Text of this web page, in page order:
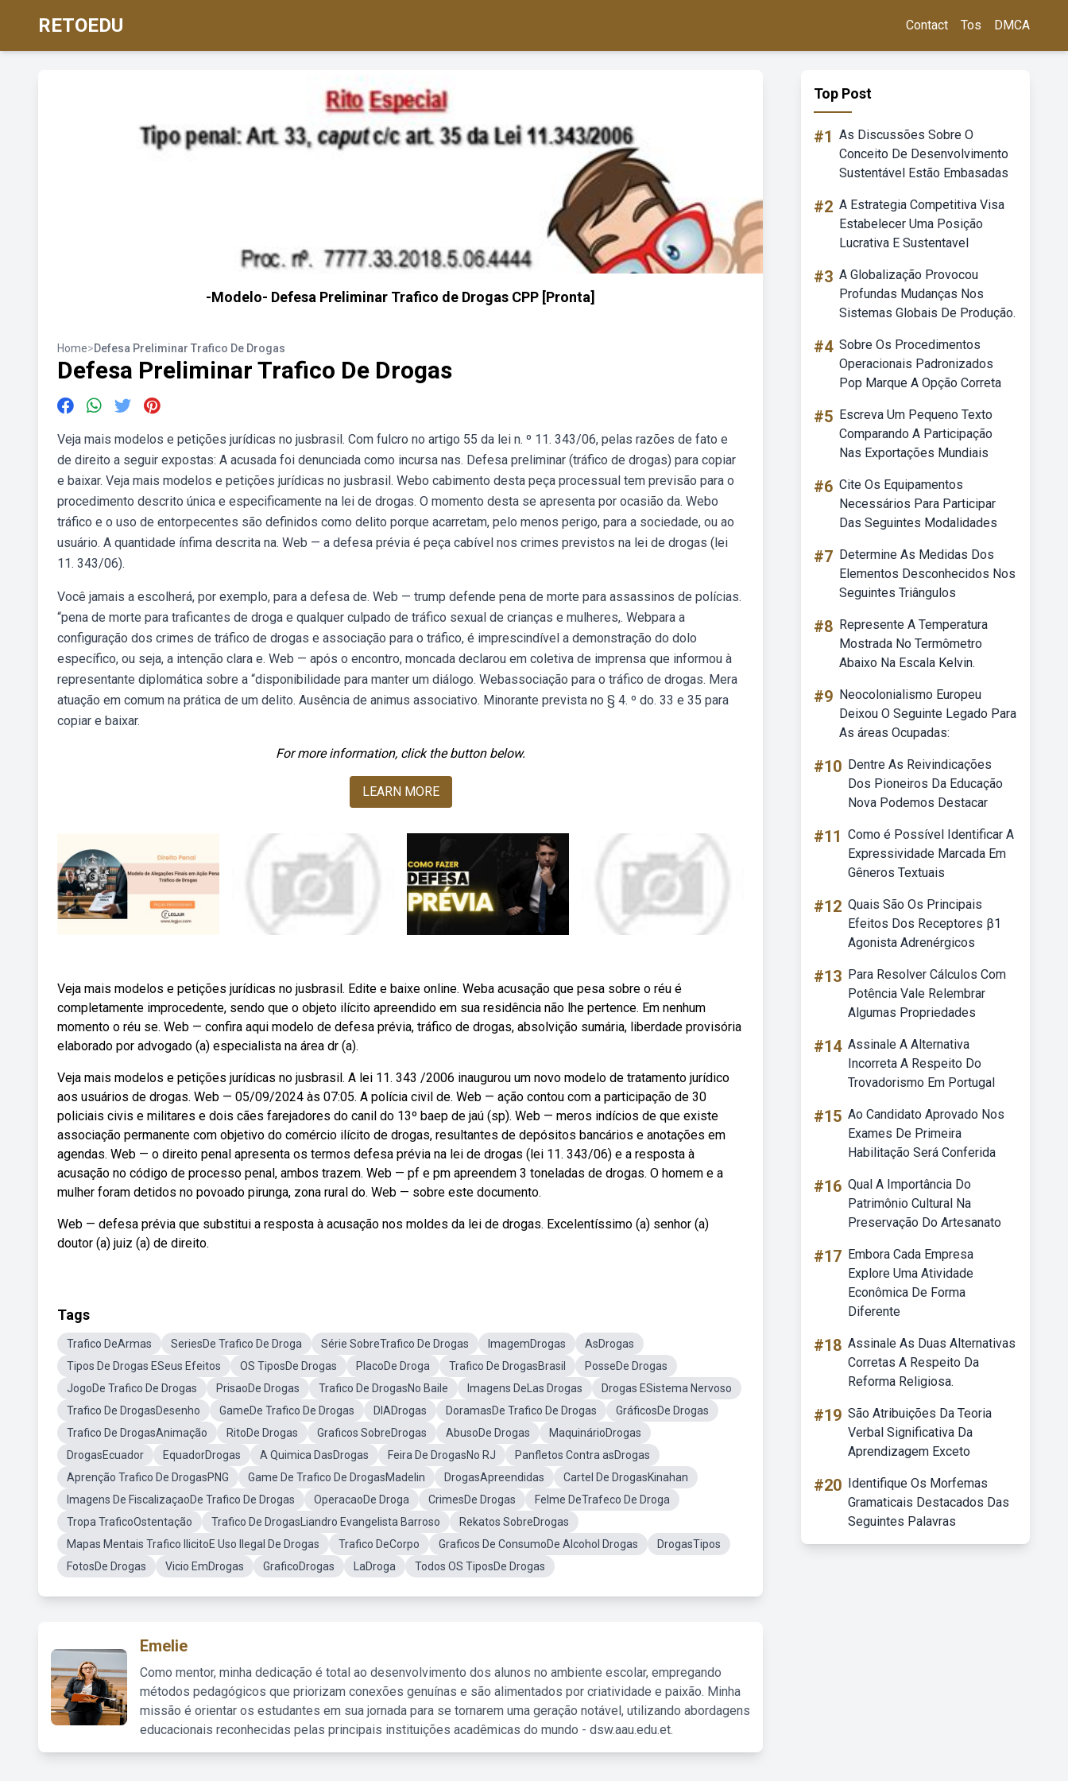
RETOEDU Contact Tos DMCA
-Modelo- Defesa Preliminar Trafico de Drogas CPP [Pronta]
Home>Defesa Preliminar Trafico De Drogas
Defesa Preliminar Trafico De Drogas
Veja mais modelos e petições jurídicas no jusbrasil. Com fulcro no artigo 55 da lei n. º 11. 343/06, pelas razões de fato e
de direito a seguir expostas: A acusada foi denunciada como incursa nas. Defesa preliminar (tráfico de drogas) para copiar
e baixar. Veja mais modelos e petições jurídicas no jusbrasil. Webo cabimento desta peça processual tem previsão para o
procedimento descrito única e especificamente na lei de drogas. O momento desta se apresenta por ocasião da. Webo
tráfico e o uso de entorpecentes são definidos como delito porque acarretam, pelo menos perigo, para a sociedade, ou ao
usuário. A quantidade ínfima descrita na. Web — a defesa prévia é peça cabível nos crimes previstos na lei de drogas (lei
11. 343/06).
Você jamais a escolherá, por exemplo, para a defesa de. Web — trump defende pena de morte para assassinos de polícias.
“pena de morte para traficantes de droga e qualquer culpado de tráfico sexual de crianças e mulheres,. Webpara a
configuração dos crimes de tráfico de drogas e associação para o tráfico, é imprescindível a demonstração do dolo
específico, ou seja, a intenção clara e. Web — após o encontro, moncada declarou em coletiva de imprensa que informou à
representante diplomática sobre a “disponibilidade para manter um diálogo. Webassociação para o tráfico de drogas. Mera
atuação em comum na prática de um delito. Ausência de animus associativo. Minorante prevista no § 4. º do. 33 e 35 para
copiar e baixar.
For more information, click the button below.
LEARN MORE
Veja mais modelos e petições jurídicas no jusbrasil. Edite e baixe online. Weba acusação que pesa sobre o réu é
completamente improcedente, sendo que o objeto ilícito apreendido em sua residência não lhe pertence. Em nenhum
momento o réu se. Web — confira aqui modelo de defesa prévia, tráfico de drogas, absolvição sumária, liberdade provisória
elaborado por advogado (a) especialista na área dr (a).
Veja mais modelos e petições jurídicas no jusbrasil. A lei 11. 343 /2006 inaugurou um novo modelo de tratamento jurídico
aos usuários de drogas. Web — 05/09/2024 às 07:05. A polícia civil de. Web — ação contou com a participação de 30
policiais civis e militares e dois cães farejadores do canil do 13º baep de jaú (sp). Web — meros indícios de que existe
associação permanente com objetivo do comércio ilícito de drogas, resultantes de depósitos bancários e anotações em
agendas. Web — o direito penal apresenta os termos defesa prévia na lei de drogas (lei 11. 343/06) e a resposta à
acusação no código de processo penal, ambos trazem. Web — pf e pm apreendem 3 toneladas de drogas. O homem e a
mulher foram detidos no povoado pirunga, zona rural do. Web — sobre este documento.
Web — defesa prévia que substitui a resposta à acusação nos moldes da lei de drogas. Excelentíssimo (a) senhor (a)
doutor (a) juiz (a) de direito.
Tags
Trafico DeArmas SeriesDe Trafico De Droga Série SobreTrafico De Drogas ImagemDrogas
AsDrogas
Tipos De Drogas ESeus Efeitos
OS TiposDe Drogas PlacoDe Droga Trafico De DrogasBrasil
PosseDe Drogas
JogoDe Trafico De Drogas
PrisaoDe Drogas Trafico De DrogasNo Baile Imagens DeLas Drogas
Drogas ESistema Nervoso
Trafico De DrogasDesenho
GameDe Trafico De Drogas DIADrogas DoramasDe Trafico De Drogas
GráficosDe Drogas
Trafico De DrogasAnimação
RitoDe Drogas Graficos SobreDrogas AbusoDe Drogas
MaquinárioDrogas
DrogasEcuador
EquadorDrogas A Quimica DasDrogas Feira De DrogasNo RJ
Panfletos Contra asDrogas
Aprenção Trafico De DrogasPNG
Game De Trafico De DrogasMadelin DrogasApreendidas
Cartel De DrogasKinahan
Imagens De FiscalizaçaoDe Trafico De Drogas
OperacaoDe Droga CrimesDe Drogas
Felme DeTrafeco De Droga
Tropa TraficoOstentação
Trafico De DrogasLiandro Evangelista Barroso
Rekatos SobreDrogas
Mapas Mentais Trafico IlicitoE Uso Ilegal De Drogas
Trafico DeCorpo Graficos De ConsumoDe Alcohol Drogas
DrogasTipos
FotosDe Drogas
Vicio EmDrogas GraficoDrogas LaDroga Todos OS TiposDe Drogas
Emelie
Como mentor, minha dedicação é total ao desenvolvimento dos alunos no ambiente escolar, empregando
métodos pedagógicos que priorizam conexões genuínas e são alimentados por criatividade e paixão. Minha
missão é orientar os estudantes em sua jornada para se tornarem uma geração notável, utilizando abordagens
educacionais reconhecidas pelas principais instituições acadêmicas do mundo - dsw.aau.edu.et.
Top Post
#1 As Discussões Sobre O
Conceito De Desenvolvimento
Sustentável Estão Embasadas
#2 A Estrategia Competitiva Visa
Estabelecer Uma Posição
Lucrativa E Sustentavel
#3 A Globalização Provocou
Profundas Mudanças Nos
Sistemas Globais De Produção.
#4 Sobre Os Procedimentos
Operacionais Padronizados
Pop Marque A Opção Correta
#5 Escreva Um Pequeno Texto
Comparando A Participação
Nas Exportações Mundiais
#6 Cite Os Equipamentos
Necessários Para Participar
Das Seguintes Modalidades
#7 Determine As Medidas Dos
Elementos Desconhecidos Nos
Seguintes Triângulos
#8 Represente A Temperatura
Mostrada No Termômetro
Abaixo Na Escala Kelvin.
#9 Neocolonialismo Europeu
Deixou O Seguinte Legado Para
As áreas Ocupadas:
#10 Dentre As Reivindicações
Dos Pioneiros Da Educação
Nova Podemos Destacar
#11 Como é Possível Identificar A
Expressividade Marcada Em
Gêneros Textuais
#12 Quais São Os Principais
Efeitos Dos Receptores β1
Agonista Adrenérgicos
#13 Para Resolver Cálculos Com
Potência Vale Relembrar
Algumas Propriedades
#14 Assinale A Alternativa
Incorreta A Respeito Do
Trovadorismo Em Portugal
#15 Ao Candidato Aprovado Nos
Exames De Primeira
Habilitação Será Conferida
#16 Qual A Importância Do
Patrimônio Cultural Na
Preservação Do Artesanato
#17 Embora Cada Empresa
Explore Uma Atividade
Econômica De Forma
Diferente
#18 Assinale As Duas Alternativas
Corretas A Respeito Da
Reforma Religiosa.
#19 São Atribuições Da Teoria
Verbal Significativa Da
Aprendizagem Exceto
#20 Identifique Os Morfemas
Gramaticais Destacados Das
Seguintes Palavras